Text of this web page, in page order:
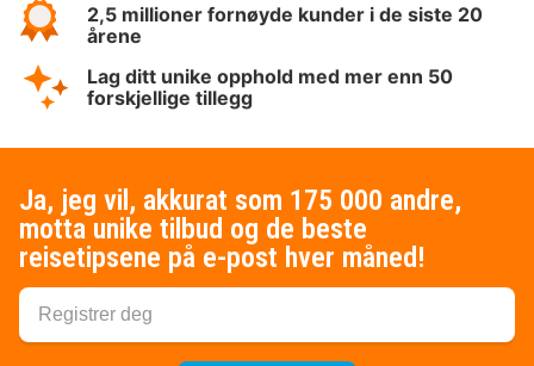
2,5 millioner fornøyde kunder i de siste 20
årene
Lag ditt unike opphold med mer enn 50
forskjellige tillegg
Ja, jeg vil, akkurat som 175 000 andre,
motta unike tilbud og de beste
reisetipsene på e-post hver måned!